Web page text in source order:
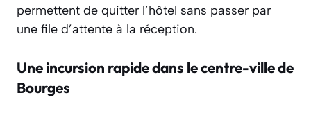
permettent de quitter l’hôtel sans passer par
une file d’attente à la réception.
Une incursion rapide dans le centre-ville de
Bourges